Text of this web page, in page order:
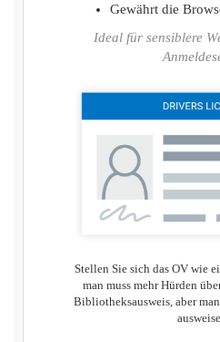
Gewährt die
Ideal für sensiblere
Stellen Sie sich das OV wie
man muss mehr Hürden
Bibliotheksausweis, aber